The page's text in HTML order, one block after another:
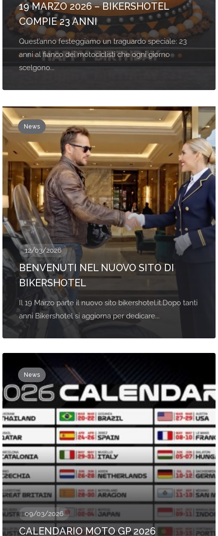
19 MARZO 2026 – BIKERSHOTEL
COMPIE 23 ANNI
Quest’anno festeggiamo un traguardo speciale: 23
anni al fianco dei motociclisti che ogni giorno
scelgono...
News
12/03/2026
BENVENUTI NEL NUOVO SITO DI
BIKERSHOTEL
Il 19 Marzo parte il nuovo sito bikershotel.it.Dopo tanti
anni Bikershotel si aggiorna per dedicare...
News
09/03/2026
CALENDARIO MOTO GP 2026